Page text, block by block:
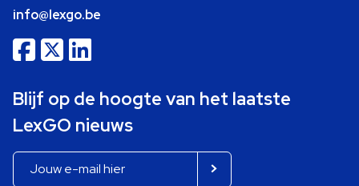
info@lexgo.be
Blijf op de hoogte van het laatste
LexGO nieuws